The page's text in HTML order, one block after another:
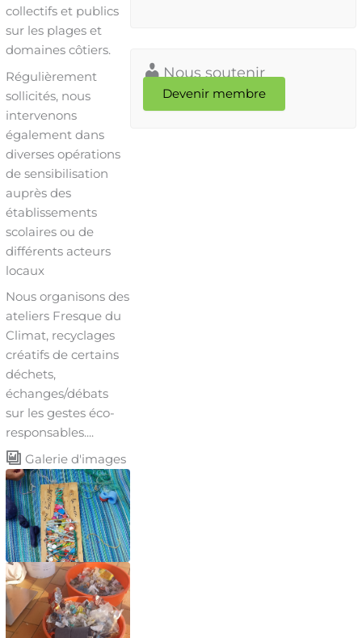
collectifs et publics
sur les plages et
domaines côtiers.
Régulièrement
sollicités, nous
intervenons
également dans
diverses opérations
de sensibilisation
auprès des
établissements
scolaires ou de
différents acteurs
locaux
Nous organisons des
ateliers Fresque du
Climat, recyclages
créatifs de certains
déchets,
échanges/débats
sur les gestes éco-
responsables....
Galerie d'images
Nous soutenir
Devenir membre